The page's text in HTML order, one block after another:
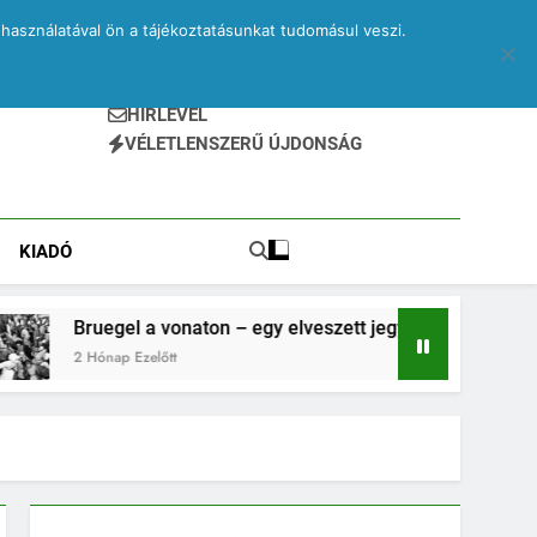
HÍRLEVÉL
VÉLETLENSZERŰ ÚJDONSÁG
KIADÓ
a vonaton – egy elveszett jegyzetfüzet kitépett lapjai
Ezelőtt
ön a tájékoztatásunkat tudomásul veszi.